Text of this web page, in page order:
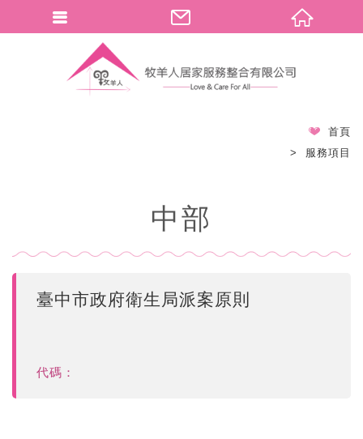
首頁
服務項目
中部
臺中市政府衛生局派案原則
代碼：